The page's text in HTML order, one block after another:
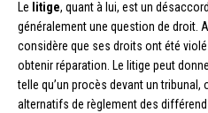
Le litige, quant à lui, est un
généralement une question de droit.
considère que ses droits ont été
obtenir réparation. Le litige peut
telle qu’un procès devant un
alternatifs de règlement des